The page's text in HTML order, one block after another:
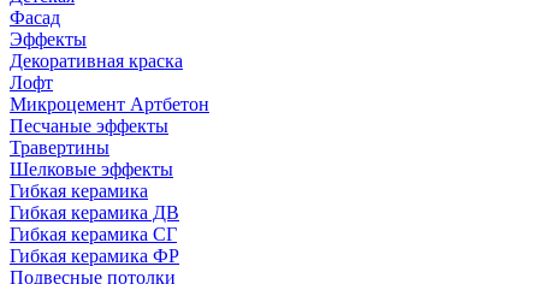
Фасад
Эффекты
Декоративная краска
Лофт
Микроцемент Артбетон
Песчаные эффекты
Травертины
Шелковые эффекты
Гибкая керамика
Гибкая керамика ДВ
Гибкая керамика СГ
Гибкая керамика ФР
Подвесные потолки